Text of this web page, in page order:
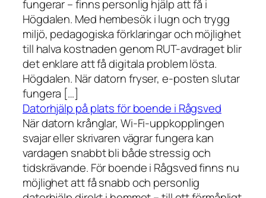
fungerar – finns personlig hjälp att få i
Högdalen. Med hembesök i lugn och trygg
miljö, pedagogiska förklaringar och möjlighet
till halva kostnaden genom RUT-avdraget blir
det enklare att få digitala problem lösta.
Högdalen. När datorn fryser, e-posten slutar
fungera […]
Datorhjälp på plats för boende i Rågsved
När datorn krånglar, Wi-Fi-uppkopplingen
svajar eller skrivaren vägrar fungera kan
vardagen snabbt bli både stressig och
tidskrävande. För boende i Rågsved finns nu
möjlighet att få snabb och personlig